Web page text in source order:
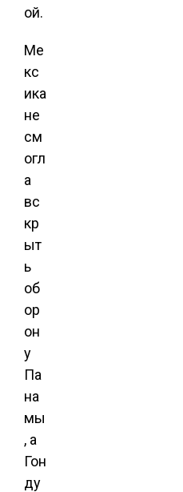
ой.
Ме
кс
ика
не
см
огл
а
вс
кр
ыт
ь
об
ор
он
у
Па
на
мы
, а
Гон
ду